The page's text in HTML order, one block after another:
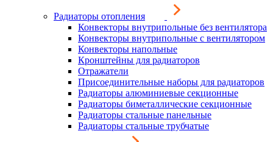
Радиаторы отопления
Конвекторы внутрипольные без вентилятора
Конвекторы внутрипольные с вентилятором
Конвекторы напольные
Кронштейны для радиаторов
Отражатели
Присоединительные наборы для радиаторов
Радиаторы алюминиевые секционные
Радиаторы биметаллические секционные
Радиаторы стальные панельные
Радиаторы стальные трубчатые